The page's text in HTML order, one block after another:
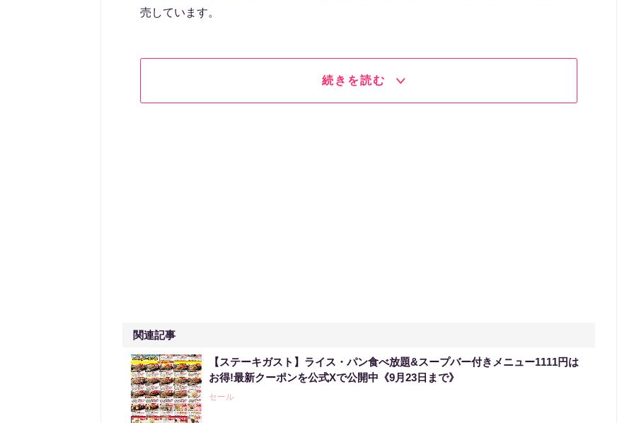
売しています。
続きを読む
関連記事
【ステーキガスト】ライス・パン食べ放題&スープバー付きメニュー1111円は
お得!最新クーポンを公式Xで公開中《9月23日まで》
セール